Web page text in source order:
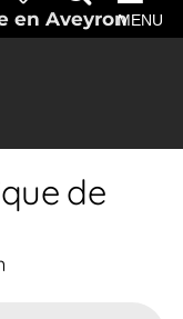
en AveyronMENU
de